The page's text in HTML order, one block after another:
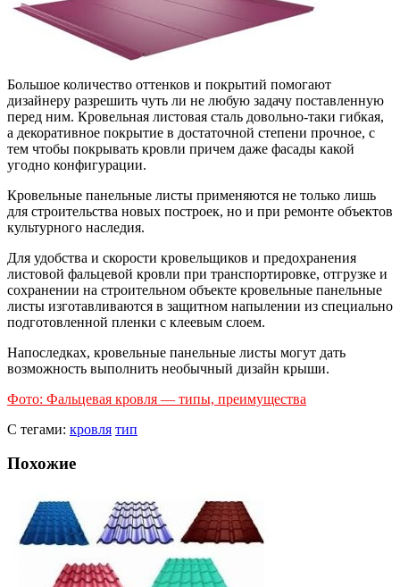
Большое количество оттенков и покрытий помогают
дизайнеру разрешить чуть ли не любую задачу поставленную
перед ним. Кровельная листовая сталь довольно-таки гибкая,
а декоративное покрытие в достаточной степени прочное, с
тем чтобы покрывать кровли причем даже фасады какой
угодно конфигурации.
Кровельные панельные листы применяются не только лишь
для строительства новых построек, но и при ремонте объектов
культурного наследия.
Для удобства и скорости кровельщиков и предохранения
листовой фальцевой кровли при транспортировке, отгрузке и
сохранении на строительном объекте кровельные панельные
листы изготавливаются в защитном напылении из специально
подготовленной пленки с клеевым слоем.
Напоследках, кровельные панельные листы могут дать
возможность выполнить необычный дизайн крыши.
Фото: Фальцевая кровля — типы, преимущества
С тегами: кровля тип
Похожие